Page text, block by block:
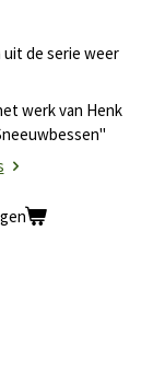
uit de serie weer
werk van Henk